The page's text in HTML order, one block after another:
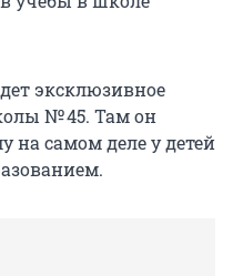
эксклюзивное
№ 45. Там он
на самом деле у детей